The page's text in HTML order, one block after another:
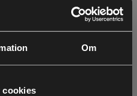
Om
cookies